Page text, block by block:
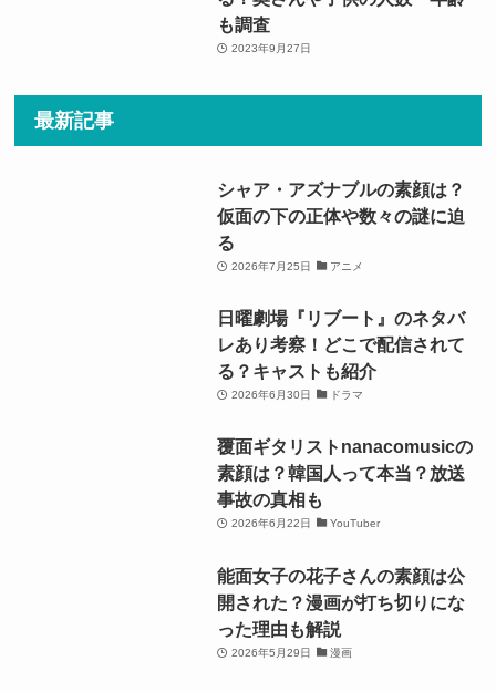
も調査
2023年9月27日
最新記事
シャア・アズナブルの素顔は？
仮面の下の正体や数々の謎に迫
る
2026年7月25日 アニメ
日曜劇場『リブート』のネタバ
レあり考察！どこで配信されて
る？キャストも紹介
2026年6月30日 ドラマ
覆面ギタリストnanacomusicの
素顔は？韓国人って本当？放送
事故の真相も
2026年6月22日 YouTuber
能面女子の花子さんの素顔は公
開された？漫画が打ち切りにな
った理由も解説
2026年5月29日 漫画